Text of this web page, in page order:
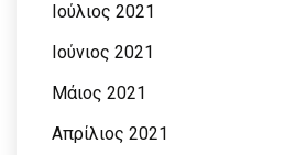
Ιούλιος 2021
Ιούνιος 2021
Μάιος 2021
Απρίλιος 2021